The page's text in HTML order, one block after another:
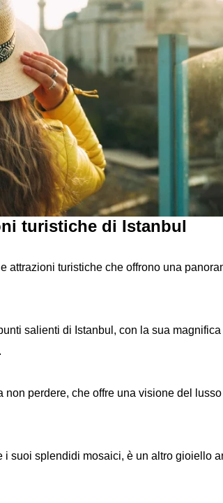
turistiche di Istanbul
attrazioni turistiche che offrono una
salienti di Istanbul, con la sua magnifica
non perdere, che offre una visione del
i suoi splendidi mosaici, è un altro gioiello